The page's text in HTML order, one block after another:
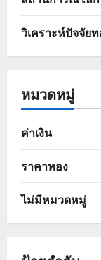
วิเคราะห์ปัจจัย
หมวดหมู่
ค่าเงิน
ราคาทอง
ไม่มีหมวดหมู่